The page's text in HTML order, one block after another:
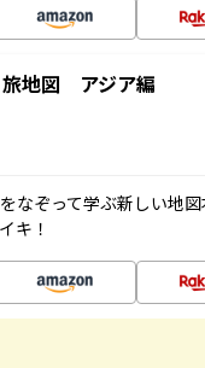
地図 アジア編
なぞって学ぶ新しい地
キ！